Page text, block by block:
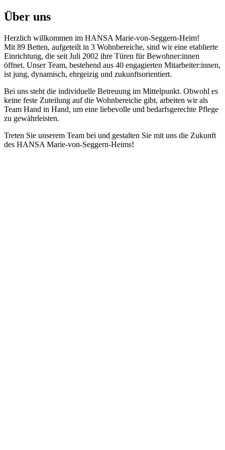
Über uns
Herzlich willkommen im HANSA Marie-von-Seggern-Heim!
Mit 89 Betten, aufgeteilt in 3 Wohnbereiche, sind wir eine etablierte
Einrichtung, die seit Juli 2002 ihre Türen für Bewohner:innen
öffnet. Unser Team, bestehend aus 40 engagierten Mitarbeiter:innen,
ist jung, dynamisch, ehrgeizig und zukunftsorientiert.
Bei uns steht die individuelle Betreuung im Mittelpunkt. Obwohl es
keine feste Zuteilung auf die Wohnbereiche gibt, arbeiten wir als
Team Hand in Hand, um eine liebevolle und bedarfsgerechte Pflege
zu gewährleisten.
Treten Sie unserem Team bei und gestalten Sie mit uns die Zukunft
des HANSA Marie-von-Seggern-Heims!